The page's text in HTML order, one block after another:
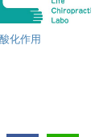
化作用